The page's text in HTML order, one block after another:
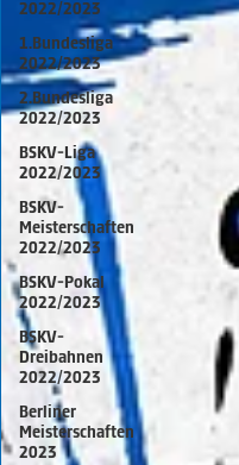
2022/2023
1.Bundesliga
2022/2023
2.Bundesliga
2022/2023
BSKV-Liga
2022/2023
BSKV-
Meisterschaften
2022/2023
BSKV-Pokal
2022/2023
BSKV-
Dreibahnen
2022/2023
Berliner
Meisterschaften
2023